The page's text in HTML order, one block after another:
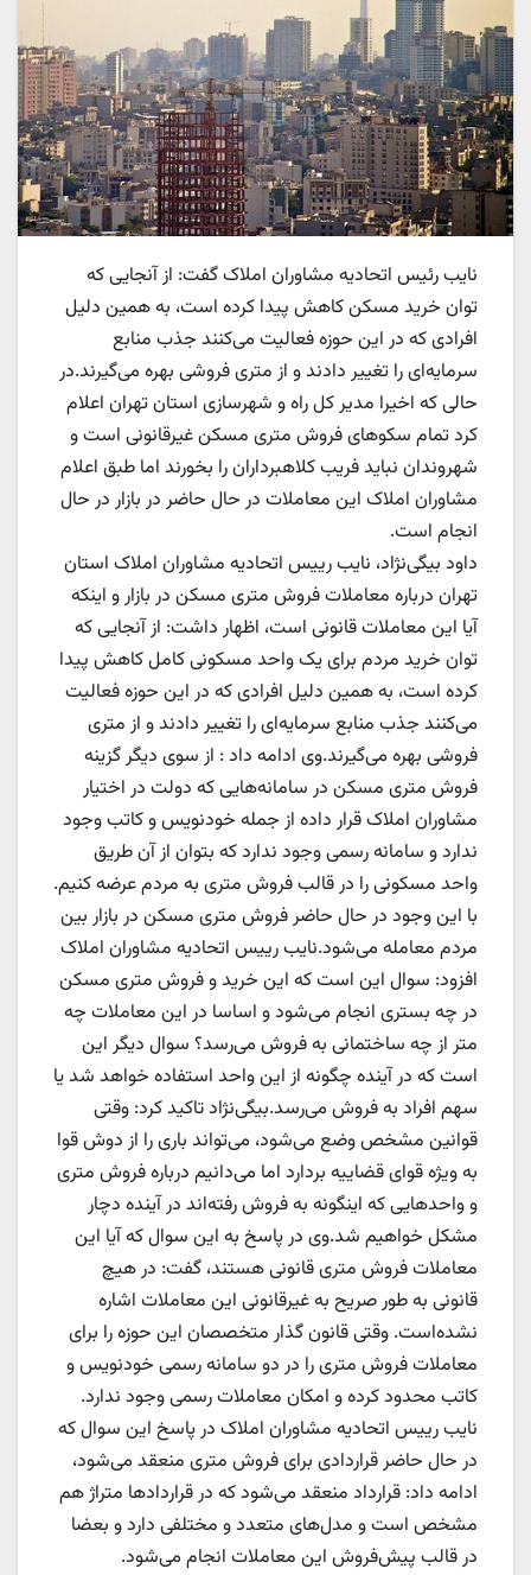
نایب رئیس اتحادیه مشاوران املاک گفت: از آنجایی که
توان خرید مسکن کاهش پیدا کرده است، به همین دلیل
افرادی که در این حوزه فعالیت می‌کنند جذب منابع
سرمایه‌ای را تغییر دادند و از متری فروشی بهره‌ می‌گیرند.در
حالی که اخیرا مدیر کل راه و شهرسازی استان تهران اعلام
کرد تمام سکوهای فروش متری مسکن غیرقانونی است و
شهروندان نباید فریب کلاهبرداران را بخورند اما طبق اعلام
مشاوران املاک این معاملات در حال حاضر در بازار در حال
انجام است.
داود بیگی‌نژاد، نایب رییس اتحادیه مشاوران املاک استان
تهران درباره معاملات فروش متری مسکن در بازار و اینکه
آیا این معاملات قانونی است، اظهار داشت: از آنجایی که
توان خرید مردم برای یک واحد مسکونی کامل کاهش پیدا
کرده است، به همین دلیل افرادی که در این حوزه فعالیت
می‌کنند جذب منابع سرمایه‌ای را تغییر دادند و از متری
فروشی بهره‌ می‌گیرند.وی ادامه داد : از سوی دیگر گزینه
فروش متری مسکن در سامانه‌هایی که دولت در اختیار
مشاوران املاک قرار داده از جمله خودنویس و کاتب وجود
ندارد و سامانه رسمی وجود ندارد که بتوان از آن طریق
واحد مسکونی را در قالب فروش متری به مردم عرضه کنیم.
با این وجود در حال حاضر فروش متری مسکن در بازار بین
مردم معامله می‌شود.نایب رییس اتحادیه مشاوران املاک
افزود: سوال این است که این خرید و فروش متری مسکن
در چه بستری انجام می‌شود و اساسا در این معاملات چه
متر از چه ساختمانی به فروش می‌رسد؟ سوال دیگر این
است که در آینده چگونه از این واحد استفاده خواهد شد یا
سهم افراد به فروش می‌رسد.بیگی‌نژاد تاکید کرد: وقتی
قوانین مشخص وضع می‌شود، می‌تواند باری را از دوش قوا
به ویژه قوای قضاییه بردارد اما می‌دانیم درباره فروش متری
و واحدهایی که اینگونه به فروش رفته‌اند در آینده دچار
مشکل خواهیم شد.وی در پاسخ به این سوال که آیا این
معاملات فروش متری قانونی هستند، گفت: در هیچ
قانونی به طور صریح به غیرقانونی این معاملات اشاره
نشده‌است. وقتی قانون گذار متخصصان این حوزه را برای
معاملات فروش متری را در دو سامانه رسمی خودنویس و
کاتب محدود کرده و امکان معاملات رسمی وجود ندارد.
نایب رییس اتحادیه مشاوران املاک در پاسخ این سوال که
در حال حاضر قراردادی برای فروش متری منعقد می‌شود،
ادامه داد: قرارداد منعقد می‌شود که در قراردادها متراژ هم
مشخص است و مدل‌های متعدد و مختلفی دارد و بعضا
در قالب پیش‌فروش این معاملات انجام می‌شود.